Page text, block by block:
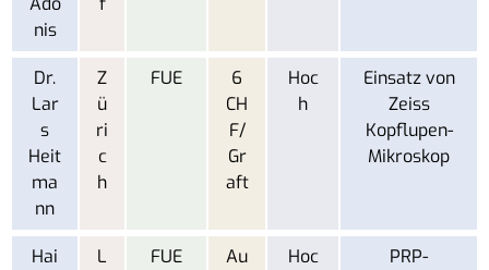
nis
Dr.
Lar
s
Heit
ma
nn
Z
ü
ri
c
h
FUE
6
CH
F/
Gr
aft
Hoc
h
Einsatz von
Zeiss
Kopflupen-
Mikroskop
Hai
L
FUE
Au
Hoc
PRP-